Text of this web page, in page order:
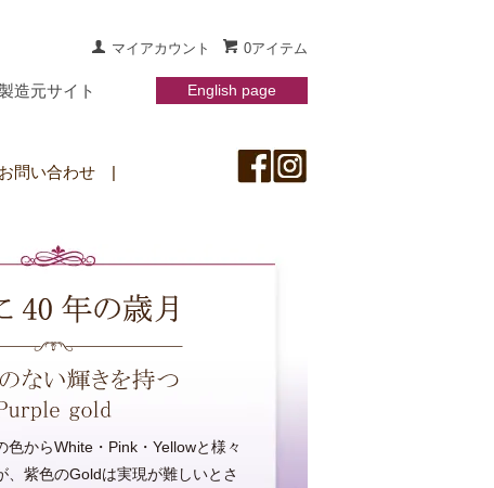
0アイテム
マイアカウント
造元サイト
お問い合わせ |
English page
色からWhite・Pink・Yellowと様々
、紫色のGoldは実現が難しいとさ